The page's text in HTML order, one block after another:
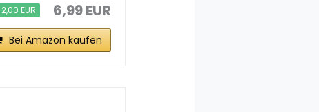
EUR 6,99 EUR
Bei Amazon kaufen